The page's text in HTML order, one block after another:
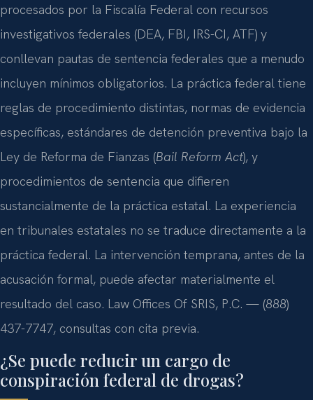
procesados por la Fiscalía Federal con recursos
investigativos federales (DEA, FBI, IRS-CI, ATF) y
conllevan pautas de sentencia federales que a menudo
incluyen mínimos obligatorios. La práctica federal tiene
reglas de procedimiento distintas, normas de evidencia
específicas, estándares de detención preventiva bajo la
Ley de Reforma de Fianzas (Bail Reform Act), y
procedimientos de sentencia que difieren
sustancialmente de la práctica estatal. La experiencia
en tribunales estatales no se traduce directamente a la
práctica federal. La intervención temprana, antes de la
acusación formal, puede afectar materialmente el
resultado del caso. Law Offices Of SRIS, P.C. — (888)
437-7747, consultas con cita previa.
¿Se puede reducir un cargo de
conspiración federal de drogas?